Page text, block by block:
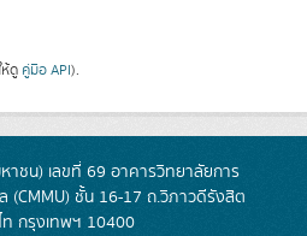
ห้ดู คู่มือ API).
ชน) เลขที่ 69 อาคารวิทยาลัยการ
(CMMU) ชั้น 16-17 ถ.วิภาวดีรังสิต
ท กรุงเทพฯ 10400